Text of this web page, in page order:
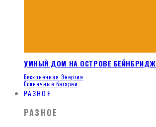
УМНЫЙ ДОМ НА ОСТРОВЕ БЕЙНБРИДЖ
Бесконечная Энергия
Солнечные батареи
РАЗНОЕ
РАЗНОЕ